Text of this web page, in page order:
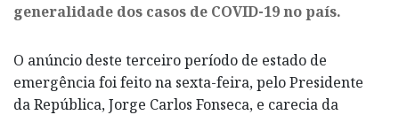
generalidade dos casos de COVID-19 no país.
O anúncio deste terceiro período de estado de
emergência foi feito na sexta-feira, pelo Presidente
da República, Jorge Carlos Fonseca, e carecia da